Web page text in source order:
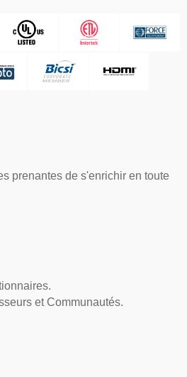
prenantes de s'enrichir en toute
et Communautés.